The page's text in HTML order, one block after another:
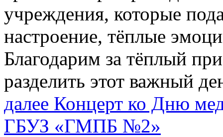
учреждения, которые
настроение, тёплые
Благодарим за тёплый
разделить этот важный
далее Концерт ко Дню
ГБУЗ «ГМПБ №2»